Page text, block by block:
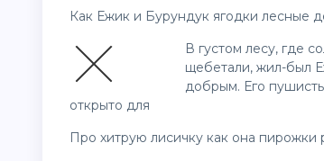
Как Ежик и Бурундук ягодки лесные
В густом лесу, где
щебетали, жил-был
добрым. Его
открыто для
Про хитрую лисичку как она пирожки